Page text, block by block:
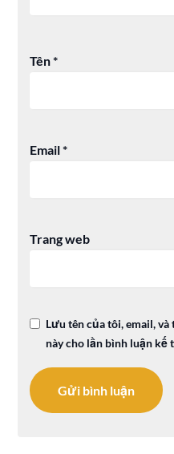
Tên*
Email*
Trang web
Lưu tên của tôi, email,
này cho lần bình luận kế